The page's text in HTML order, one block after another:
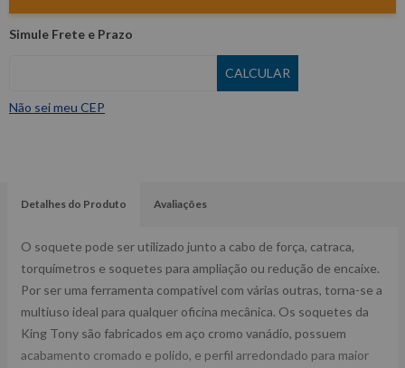
Não sei meu CEP
Detalhes do Produto Avaliações
O soquete pode ser utilizado junto a cabo de força, catraca,
torquímetros e soquetes para ampliação ou redução de encaixe.
Por ser uma ferramenta compatível com várias outras, torna-se a
multiuso ideal para qualquer oficina mecânica. Os soquetes da
King Tony são fabricados em aço cromo vanádio, possuem
acabamento cromado e polido, e perfil arredondado para maior